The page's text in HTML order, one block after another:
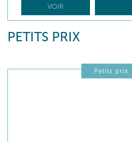
VOIR
PETITS PRIX
Petits prix